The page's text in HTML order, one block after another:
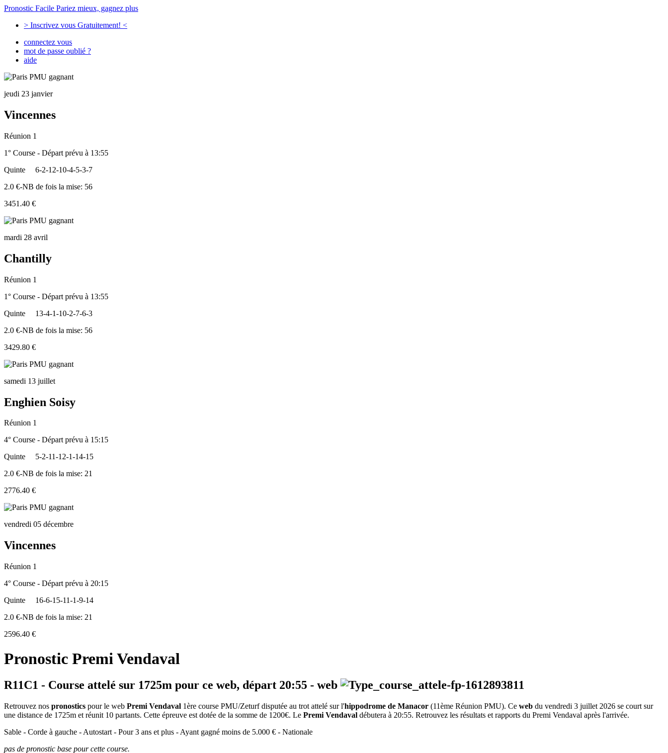
Pronostic Facile Pariez mieux, gagnez plus
> Inscrivez vous Gratuitement! <
connectez vous
mot de passe oublié ?
aide
jeudi 23 janvier
Vincennes
Réunion 1
1° Course - Départ prévu à 13:55
Quinte
6-2-12-10-4-5-3-7
2.0 €-NB de fois la mise: 56
3451.40 €
mardi 28 avril
Chantilly
Réunion 1
1° Course - Départ prévu à 13:55
Quinte
13-4-1-10-2-7-6-3
2.0 €-NB de fois la mise: 56
3429.80 €
samedi 13 juillet
Enghien Soisy
Réunion 1
4° Course - Départ prévu à 15:15
Quinte
5-2-11-12-1-14-15
2.0 €-NB de fois la mise: 21
2776.40 €
vendredi 05 décembre
Vincennes
Réunion 1
4° Course - Départ prévu à 20:15
Quinte
16-6-15-11-1-9-14
2.0 €-NB de fois la mise: 21
2596.40 €
Pronostic Premi Vendaval
R11C1 - Course attelé sur 1725m pour ce web, départ 20:55 - web
Retrouvez nos pronostics pour le web Premi Vendaval 1ère course PMU/Zeturf disputée au trot attelé sur l'hippodrome de Manacor (11ème Réunion PMU). Ce web du vendredi 3 juillet 2026 se court sur
une distance de 1725m et réunit 10 partants. Cette épreuve est dotée de la somme de 1200€. Le Premi Vendaval débutera à 20:55. Retrouvez les résultats et rapports du Premi Vendaval après l'arrivée.
Sable - Corde à gauche - Autostart - Pour 3 ans et plus - Ayant gagné moins de 5.000 € - Nationale
pas de pronostic base pour cette course.